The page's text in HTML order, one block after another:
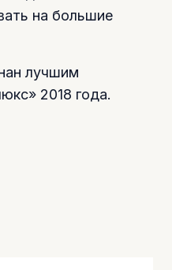
на большие
лучшим
2018 года.